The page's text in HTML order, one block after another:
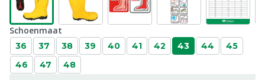
Schoenmaat
36 37 38 39 40 41 42 43 44
45
46
47 48